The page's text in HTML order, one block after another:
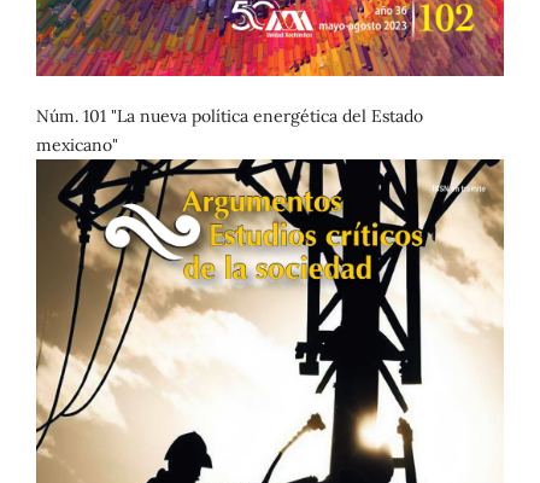
Núm. 101 "La nueva política energética del Estado
mexicano"